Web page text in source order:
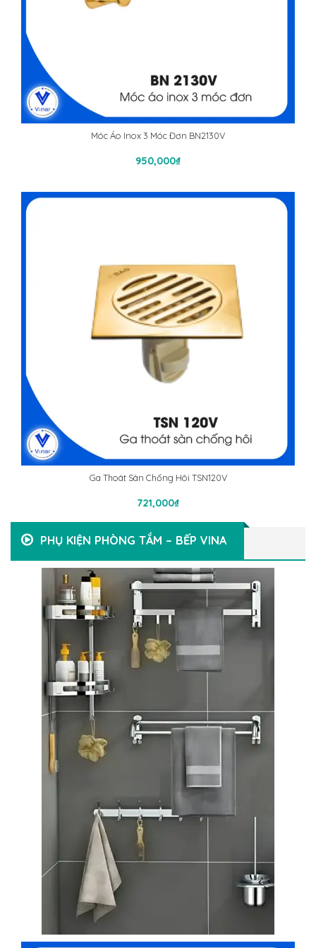
Móc Áo Inox 3 Móc Đơn BN2130V
950,000₫
Thêm Vào Giỏ Hàng
Ga Thoát Sàn Chống Hôi TSN120V
721,000₫
Thêm Vào Giỏ Hàng
PHỤ KIỆN PHÒNG TẮM – BẾP VINA